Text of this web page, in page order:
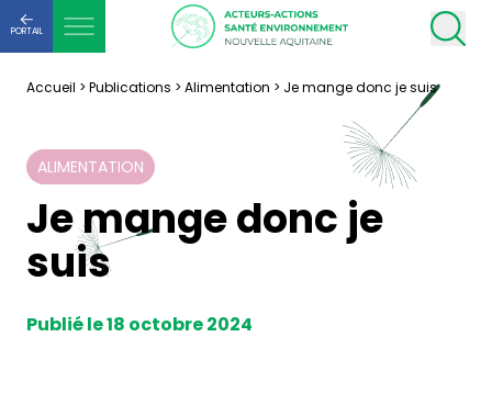
PORTAIL
Accueil > Publications > Alimentation > Je mange donc je suis
ALIMENTATION
Je mange donc je
suis
Publié le 18 octobre 2024